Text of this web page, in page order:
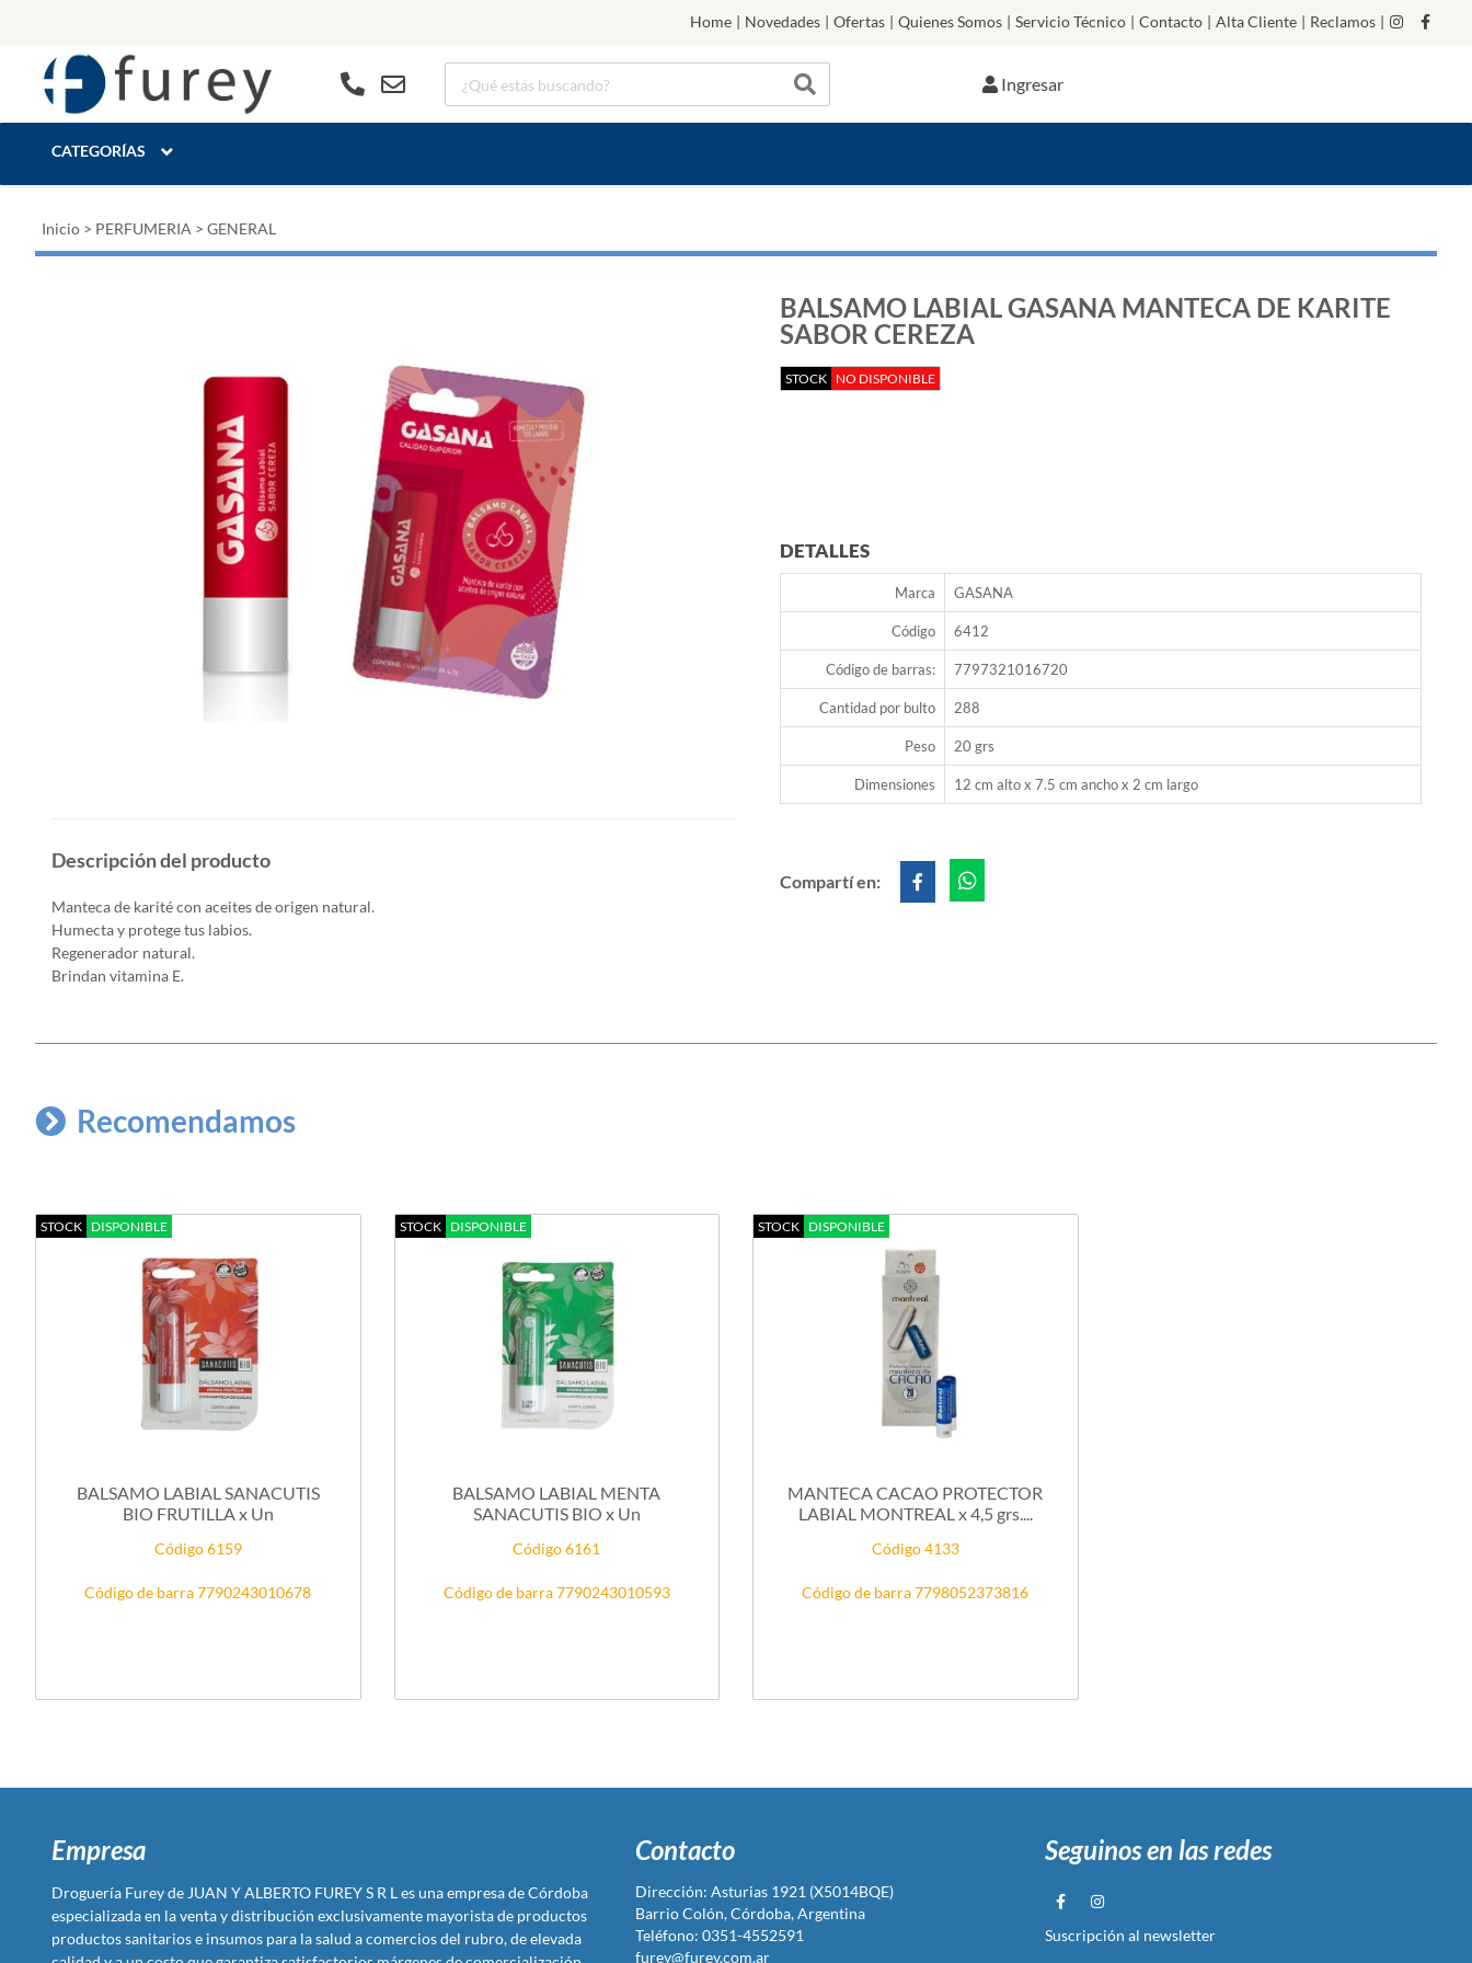
Home | Novedades | Ofertas | Quienes Somos | Servicio Técnico | Contacto | Alta Cliente | Reclamos |
Ingresar
CATEGORÍAS
Inicio > PERFUMERIA > GENERAL
BALSAMO LABIAL GASANA MANTECA DE KARITE
SABOR CEREZA
STOCK NO DISPONIBLE
DETALLES
Marca GASANA
Código 6412
Código de barras: 7797321016720
Cantidad por bulto 288
Peso 20 grs
Dimensiones 12 cm alto x 7.5 cm ancho x 2 cm largo
Compartí en:
Descripción del producto
Manteca de karité con aceites de origen natural.
Humecta y protege tus labios.
Regenerador natural.
Brindan vitamina E.
Recomendamos
STOCK DISPONIBLE
BALSAMO LABIAL SANACUTIS
BIO FRUTILLA x Un
Código 6159
Código de barra 7790243010678
STOCK DISPONIBLE
BALSAMO LABIAL MENTA
SANACUTIS BIO x Un
Código 6161
Código de barra 7790243010593
STOCK DISPONIBLE
MANTECA CACAO PROTECTOR
LABIAL MONTREAL x 4,5 grs....
Código 4133
Código de barra 7798052373816
Empresa
Droguería Furey de JUAN Y ALBERTO FUREY S R L es una empresa de Córdoba
especializada en la venta y distribución exclusivamente mayorista de productos
productos sanitarios e insumos para la salud a comercios del rubro, de elevada
Contacto
Dirección: Asturias 1921 (X5014BQE)
Barrio Colón, Córdoba, Argentina
Teléfono: 0351-4552591
furey@furey.com.ar
Seguinos en las redes
Suscripción al newsletter